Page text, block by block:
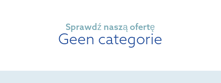
Sprawdź naszą ofertę
Geen categorie